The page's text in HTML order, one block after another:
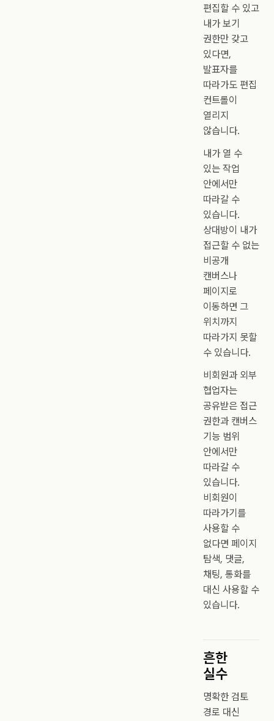
편집할 수 있고
내가 보기
권한만 갖고
있다면,
발표자를
따라가도 편집
컨트롤이
열리지
않습니다.
내가 열 수
있는 작업
안에서만
따라갈 수
있습니다.
상대방이 내가
접근할 수 없는
비공개
캔버스나
페이지로
이동하면 그
위치까지
따라가지 못할
수 있습니다.
비회원과 외부
협업자는
공유받은 접근
권한과 캔버스
기능 범위
안에서만
따라갈 수
있습니다.
비회원이
따라가기를
사용할 수
없다면 페이지
탐색, 댓글,
채팅, 통화를
대신 사용할 수
있습니다.
흔한
실수
명확한 검토
경로 대신